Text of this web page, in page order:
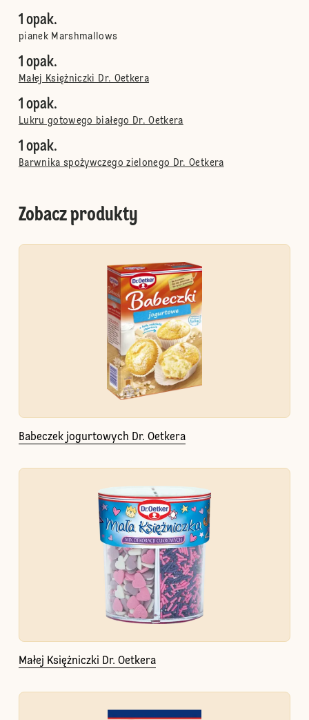
1 opak.
pianek Marshmallows
1 opak.
Małej Księżniczki Dr. Oetkera
1 opak.
Lukru gotowego białego Dr. Oetkera
1 opak.
Barwnika spożywczego zielonego Dr. Oetkera
Zobacz produkty
Babeczek jogurtowych Dr. Oetkera
Małej Księżniczki Dr. Oetkera